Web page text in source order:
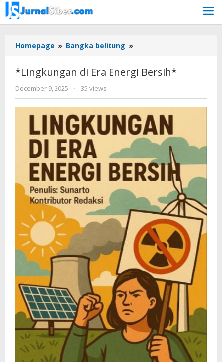
Skip
to
content
Homepage » Bangka belitung »
di
Energi
*Lingkungan di Era Energi Bersih*
December 9, 2025
by
yopi
herwindo
- 35 views